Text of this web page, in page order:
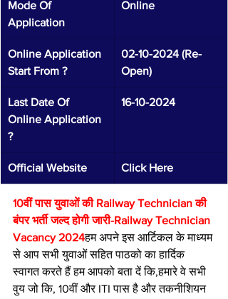
Mode Of
Application
Online
Online Application
Start From ?
02-10-2024 (Re-
Open)
Last Date Of
Online Application
?
16-10-2024
Official Website Click Here
10वीं पास युवाओं की Railway Technician की
बंपर भर्ती जल्द होगी जारी-Railway Technician
Vacancy 2024हम अपने इस आर्टिकल के माध्यम
से आप सभी युवाओं सहित पाठको का हार्दिक
स्वागत करते हैं हम आपको बता दें कि,हमारे वे सभी
वुय जो कि, 10वीं और ITI पास है और तकनीशियन